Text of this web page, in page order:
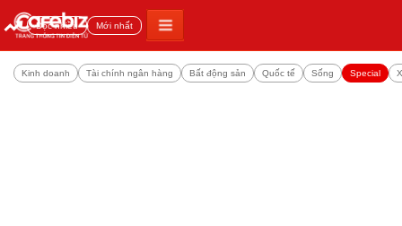
Đọc nhiều Mới nhất
Kinh doanh Tài chính ngân hàng Bất động sản Quốc tế Sống Special